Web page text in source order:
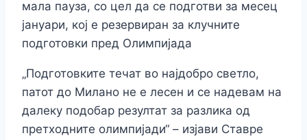
мала пауза, со цел да се подготви за месец
јануари, кој е резервиран за клучните
подготовки пред Олимпијада
„Подготовките течат во најдобро светло,
патот до Милано не е лесен и се надевам на
далеку подобар резултат за разлика од
претходните олимпијади“ – изјави Ставре